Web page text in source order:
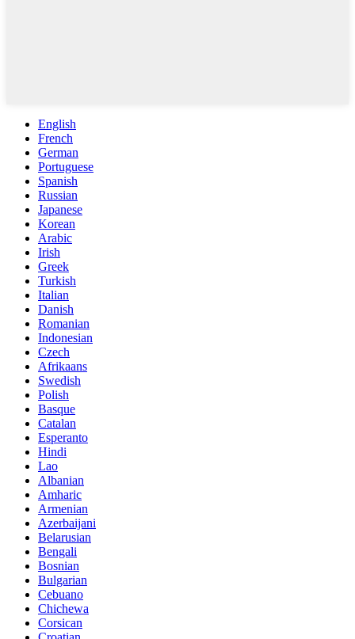
English
French
German
Portuguese
Spanish
Russian
Japanese
Korean
Arabic
Irish
Greek
Turkish
Italian
Danish
Romanian
Indonesian
Czech
Afrikaans
Swedish
Polish
Basque
Catalan
Esperanto
Hindi
Lao
Albanian
Amharic
Armenian
Azerbaijani
Belarusian
Bengali
Bosnian
Bulgarian
Cebuano
Chichewa
Corsican